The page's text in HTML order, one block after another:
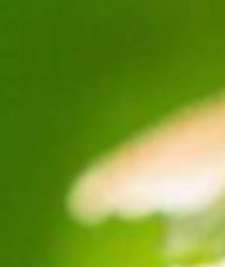
Les formations près de chez moi